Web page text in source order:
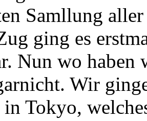
Samllung
ging es
Nun wo haben
Wir
in Tokyo,